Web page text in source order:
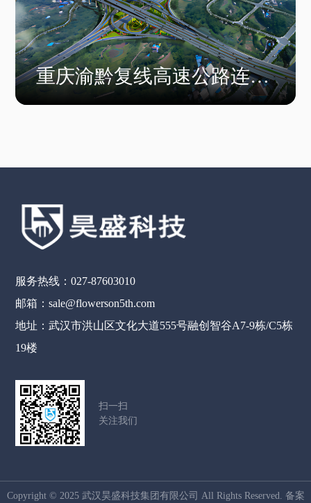
重庆渝黔复线高速公路连接
通道项目
服务热线：027-87603010
邮箱：sale@flowerson5th.com
地址：武汉市洪山区文化大道555号融创智谷A7-9栋/C5栋
19楼
扫一扫
关注我们
Copyright © 2025 武汉昊盛科技集团有限公司 All Rights Reserved. 备案